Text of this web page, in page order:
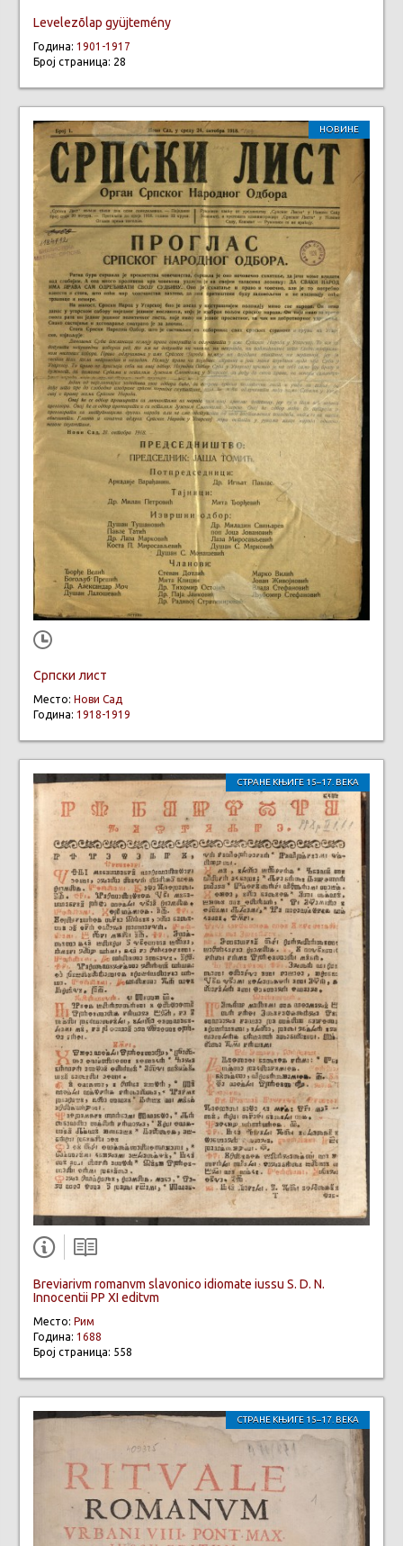
Levelezõlap gyüjtemény
Година: 1901-1917
Број страница: 28
НОВИНЕ
Српски лист
Место: Нови Сад
Година: 1918-1919
СТРАНЕ КЊИГЕ 15–17. ВЕКА
Breviarivm romanvm slavonico idiomate iussu S. D. N.
Innocentii PP XI editvm
Место: Рим
Година: 1688
Број страница: 558
СТРАНЕ КЊИГЕ 15–17. ВЕКА